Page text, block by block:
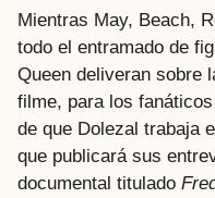
Mientras May, Beach,
todo el entramado de
Queen deliveran sobre
filme, para los
de que Dolezal trabaja
que publicará sus
documental titulado